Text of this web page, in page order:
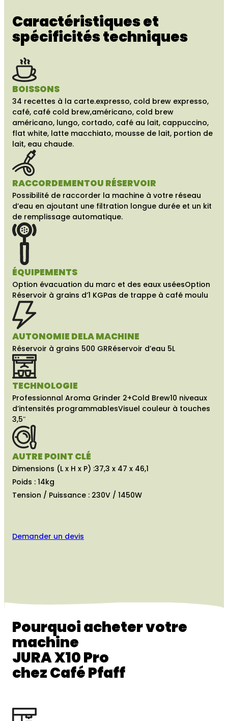
Caractéristiques et
spécificités techniques
BOISSONS
34 recettes à la carte.expresso, cold brew expresso,
café, café cold brew,américano, cold brew
américano, lungo, cortado, café au lait, cappuccino,
flat white, latte macchiato, mousse de lait, portion de
lait, eau chaude.
RACCORDEMENTOU RÉSERVOIR
Possibilité de raccorder la machine à votre réseau
d’eau en ajoutant une filtration longue durée et un kit
de remplissage automatique.
ÉQUIPEMENTS
Option évacuation du marc et des eaux uséesOption
Réservoir à grains d’1 KGPas de trappe à café moulu
AUTONOMIE DELA MACHINE
Réservoir à grains 500 GRRéservoir d’eau 5L
TECHNOLOGIE
Professionnal Aroma Grinder 2+Cold Brew10 niveaux
d’intensités programmablesVisuel couleur à touches
3,5″
AUTRE POINT CLÉ
Dimensions (L x H x P) :37,3 x 47 x 46,1
Poids : 14kg
Tension / Puissance : 230V / 1450W
Demander un devis
Pourquoi acheter votre
machine
JURA X10 Pro
chez Café Pfaff